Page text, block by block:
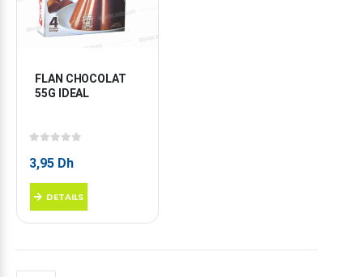
FLAN CHOCOLAT
55G IDEAL
3,95 Dh
DETAILS